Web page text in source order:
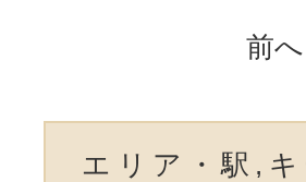
前へ
エリア・駅,